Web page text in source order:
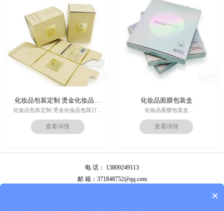
作日
运输：全球发货，售后无忧
化妆品包装定制 烫金化妆品包
装订做
化妆品包装定制 烫金化妆品包装订做
厂家
印刷技术：专色印刷/四色印刷
后工工艺：烫金/UV/凹凸/浮雕
周期：签订合同确认样板后7-15个工
查看详情
化妆品面膜包装盒
化妆品面膜包装盒
材料：金银卡纸，特种纸
工艺：uv，击凸，烫金
价格：根据材质及工艺、数量报价
作日
查看详情
电 话： 13809249113
邮 箱：371848752@qq.com
×